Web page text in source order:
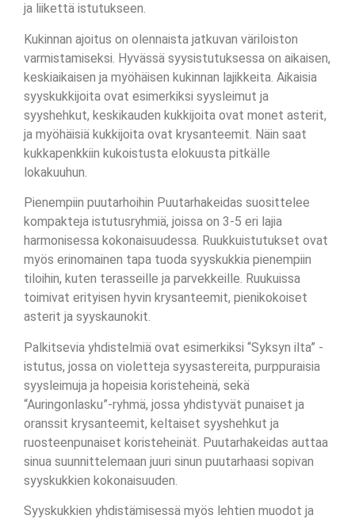
ja liikettä istutukseen.
Kukinnan ajoitus on olennaista jatkuvan väriloiston
varmistamiseksi. Hyvässä syysistutuksessa on aikaisen,
keskiaikaisen ja myöhäisen kukinnan lajikkeita. Aikaisia
syyskukkijoita ovat esimerkiksi syysleimut ja
syyshehkut, keskikauden kukkijoita ovat monet asterit,
ja myöhäisiä kukkijoita ovat krysanteemit. Näin saat
kukkapenkkiin kukoistusta elokuusta pitkälle
lokakuuhun.
Pienempiin puutarhoihin Puutarhakeidas suosittelee
kompakteja istutusryhmiä, joissa on 3-5 eri lajia
harmonisessa kokonaisuudessa. Ruukkuistutukset ovat
myös erinomainen tapa tuoda syyskukkia pienempiin
tiloihin, kuten terasseille ja parvekkeille. Ruukuissa
toimivat erityisen hyvin krysanteemit, pienikokoiset
asterit ja syyskaunokit.
Palkitsevia yhdistelmiä ovat esimerkiksi “Syksyn ilta” -
istutus, jossa on violetteja syysastereita, purppuraisia
syysleimuja ja hopeisia koristeheinä, sekä
“Auringonlasku”-ryhmä, jossa yhdistyvät punaiset ja
oranssit krysanteemit, keltaiset syyshehkut ja
ruosteenpunaiset koristeheinät. Puutarhakeidas auttaa
sinua suunnittelemaan juuri sinun puutarhaasi sopivan
syyskukkien kokonaisuuden.
Syyskukkien yhdistämisessä myös lehtien muodot ja